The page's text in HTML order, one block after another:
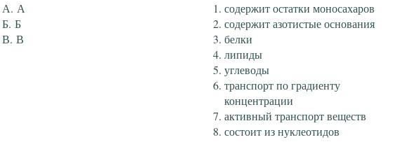
А
Б
В
содержит остатки моносахаров
содержит азотистые основания
белки
липиды
углеводы
транспорт по градиенту
концентрации
активный транспорт веществ
состоит из нуклеотидов